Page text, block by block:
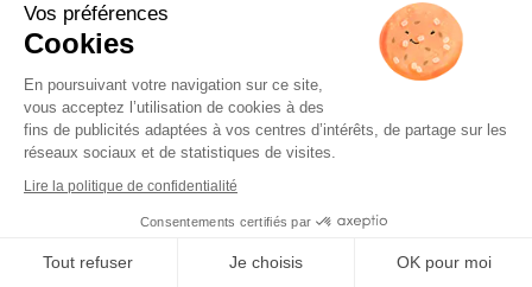
Vos préférences
Cookies
En poursuivant votre navigation sur ce site,
vous acceptez l’utilisation de cookies à des
fins de publicités adaptées à vos centres d’intérêts, de partage sur les
réseaux sociaux et de statistiques de visites.
Lire la politique de confidentialité
Consentements certifiés par
Tout refuser Je choisis OK pour moi
Travailler avec nous